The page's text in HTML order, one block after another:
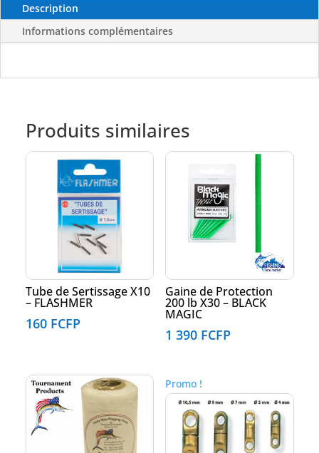
Description
Informations complémentaires
Produits similaires
Tube de Sertissage X10
– FLASHMER
160 FCFP
Gaine de Protection
200 lb X30 – BLACK
MAGIC
1 390 FCFP
Promo !